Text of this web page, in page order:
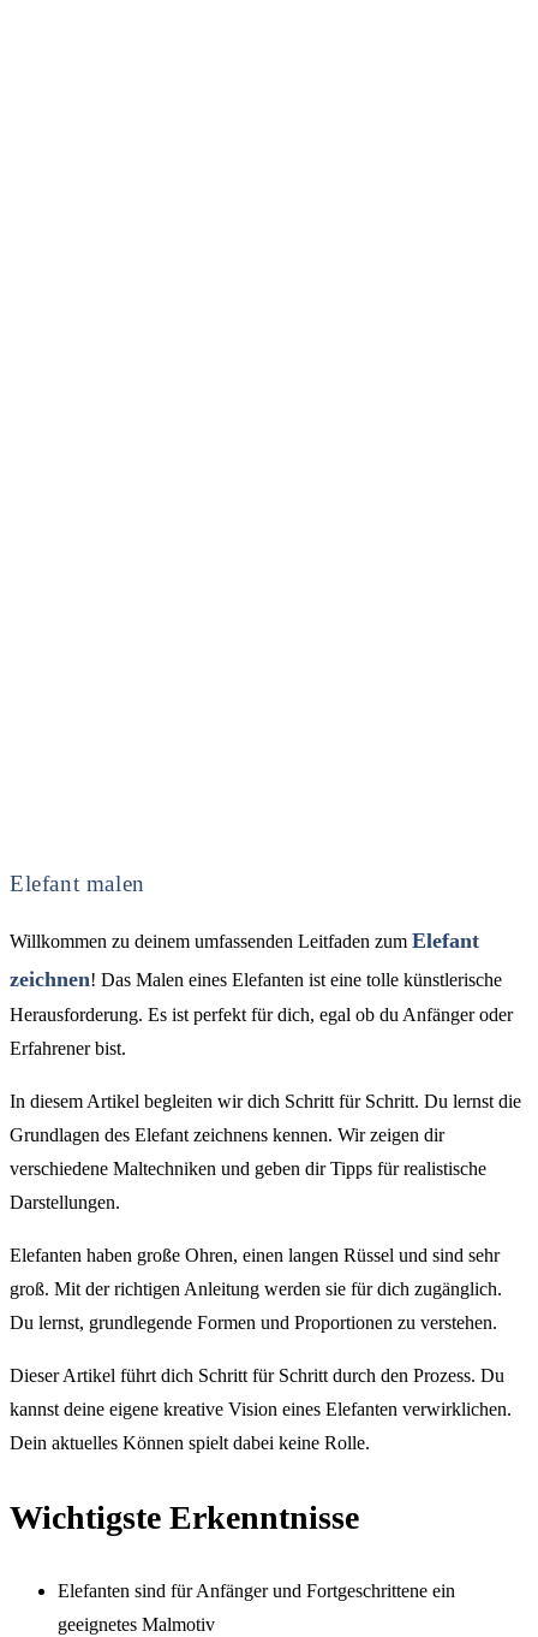
Elefant malen
Willkommen zu deinem umfassenden Leitfaden zum Elefant
zeichnen! Das Malen eines Elefanten ist eine tolle künstlerische
Herausforderung. Es ist perfekt für dich, egal ob du Anfänger oder
Erfahrener bist.
In diesem Artikel begleiten wir dich Schritt für Schritt. Du lernst die
Grundlagen des Elefant zeichnens kennen. Wir zeigen dir
verschiedene Maltechniken und geben dir Tipps für realistische
Darstellungen.
Elefanten haben große Ohren, einen langen Rüssel und sind sehr
groß. Mit der richtigen Anleitung werden sie für dich zugänglich.
Du lernst, grundlegende Formen und Proportionen zu verstehen.
Dieser Artikel führt dich Schritt für Schritt durch den Prozess. Du
kannst deine eigene kreative Vision eines Elefanten verwirklichen.
Dein aktuelles Können spielt dabei keine Rolle.
Wichtigste Erkenntnisse
Elefanten sind für Anfänger und Fortgeschrittene ein
geeignetes Malmotiv